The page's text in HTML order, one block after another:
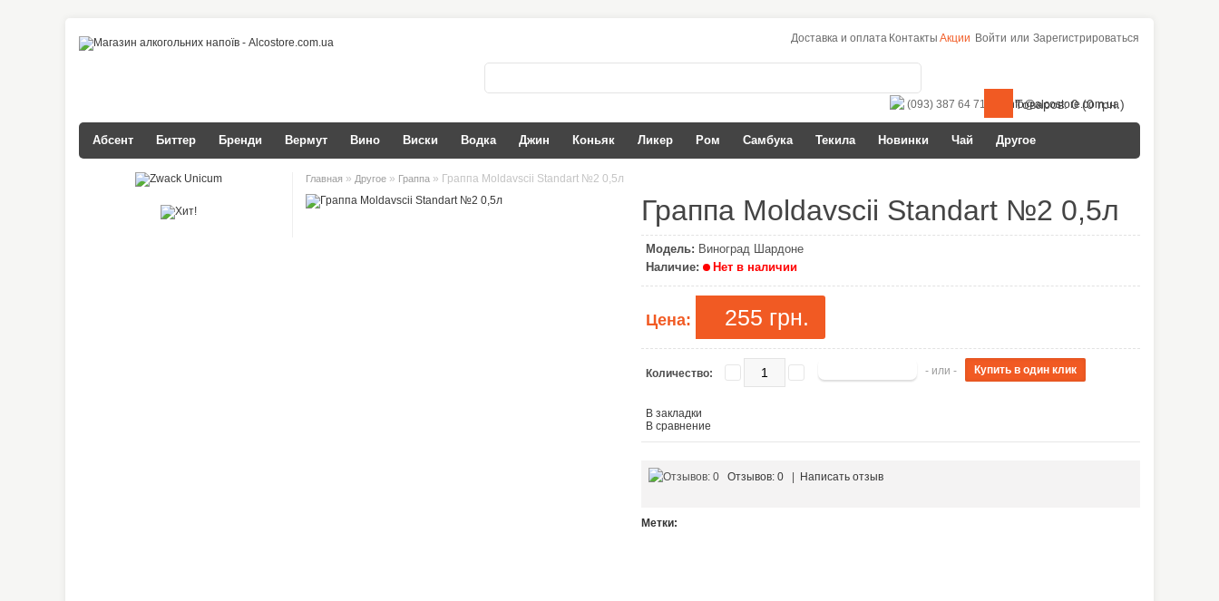
Доставка и оплата Контакты Акции Войти или Зарегистрироваться
(093) 387 64 71 info@alcostore.com.ua
Товаров: 0 (0 грн.)
Абсент Биттер Бренди Вермут Вино Виски Водка Джин Коньяк Ликер Ром Самбука Текила Новинки Чай Другое
Главная » Другое » Граппа » Граппа Moldavscii Standart №2 0,5л
Граппа Moldavscii Standart №2 0,5л
Модель: Виноград Шардоне
Наличие:
Нет в наличии
Цена: 255 грн.
Количество: - или -
В закладки
В сравнение
Отзывов: 0 Написать отзыв
Метки: